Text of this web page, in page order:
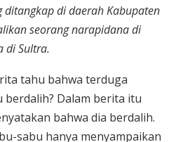
ditangkap di daerah Kabupaten
seorang narapidana di
di Sultra.
tahu bahwa terduga
Dalam berita itu
bahwa dia berdalih.
sabu hanya menyampaikan